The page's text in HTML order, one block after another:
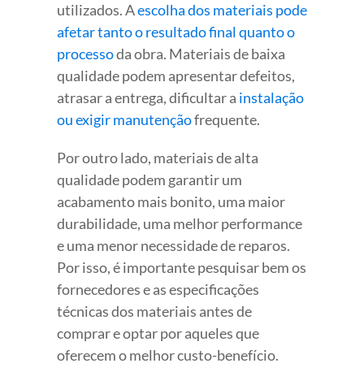
utilizados. Aescolha dos materiais pode
afetar tanto o resultado final quanto o
processoda obra. Materiais de baixa
qualidade podem apresentar defeitos,
atrasar a entrega, dificultar a instalação
ou exigir manutençãofrequente.
Por outro lado, materiais de alta
qualidade podem garantir um
acabamento mais bonito, uma maior
durabilidade, uma melhor performance
e uma menor necessidade de reparos.
Por isso, é importante pesquisar bem os
fornecedores e as especificações
técnicas dos materiais antes de
comprar e optar por aqueles que
oferecem o melhor custo-benefício.